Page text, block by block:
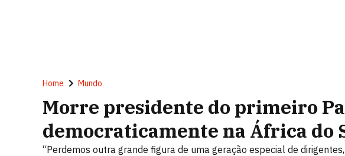
Home Mundo
Morre presidente do primeiro
democraticamente na África do
“Perdemos outra grande figura de uma geração especial de